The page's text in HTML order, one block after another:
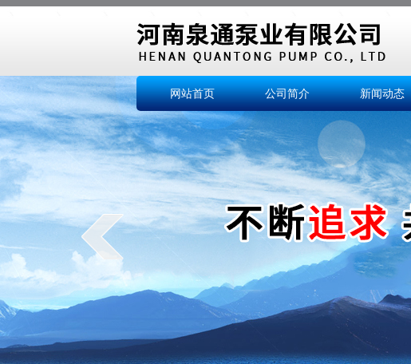
网站首页 公司简介 新闻动态